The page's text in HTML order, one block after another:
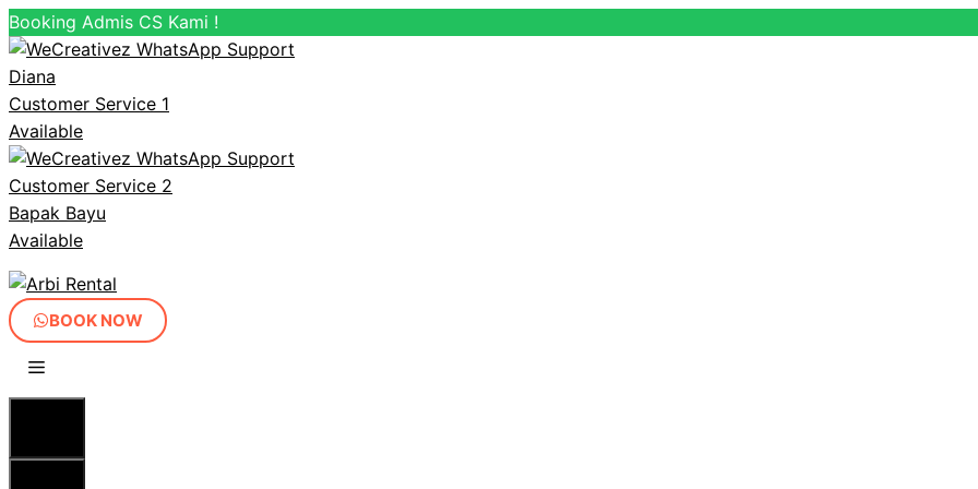
Booking Admis CS Kami !
Diana
Customer Service 1
Available
Customer Service 2
Bapak Bayu
Available
Langsung
ke
isi
BOOK NOW